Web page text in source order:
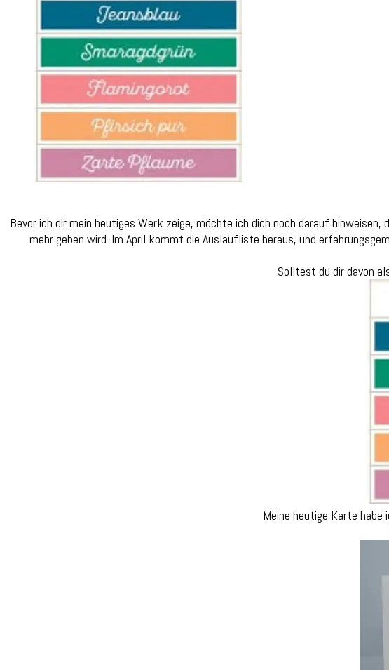
Bevor ich dir mein heutiges Werk zeige, möchte ich dich noch darauf
mehr geben wird. Im April kommt die Auslaufliste heraus, und
Solltest du dir davon
Meine heutige Karte